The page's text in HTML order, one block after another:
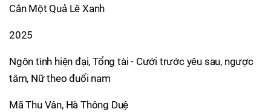
Cắn Một Quả Lê Xanh
2025
Ngôn tình hiện đại, Tổng tài - Cưới trước yêu sau, ngược
tâm, Nữ theo đuổi nam
Mã Thu Vân, Hà Thông Duệ